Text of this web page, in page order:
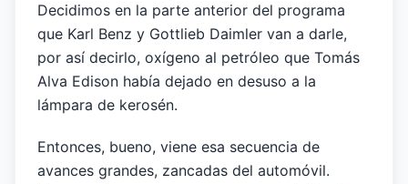
Decidimos en la parte anterior del programa
que Karl Benz y Gottlieb Daimler van a darle,
por así decirlo, oxígeno al petróleo que Tomás
Alva Edison había dejado en desuso a la
lámpara de kerosén.
Entonces, bueno, viene esa secuencia de
avances grandes, zancadas del automóvil.